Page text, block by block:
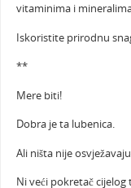
vitaminima i
Iskoristite prirodnu
**
Mere biti!
Dobra je ta lubenica.
Ali ništa nije
Ni veći pokretač cijelog